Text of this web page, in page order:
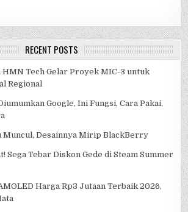
RECENT POSTS
Tech Gelar Proyek MIC-3 untuk
Regional
Google, Ini Fungsi, Cara Pakai,
Muncul, Desainnya Mirip BlackBerry
Sega Tebar Diskon Gede di Steam Summer
Harga Rp3 Jutaan Terbaik 2026,